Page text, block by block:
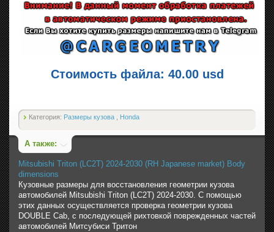
Стоимость файла: 40.00 usd
Категория: Размеры кузова Honda
А также:
Mitsubishi Triton (LC2T) 2024-2030 (RH Japanese market) Body
dimensions
Кузовные размеры для восстановления геометрии кузова
автомобилей Mitsubishi Triton (LC2T) 2024-2030. С помощью
этих данных осуществляется проверка геометрии кузова
DOUBLE Cab, с последующей рихтовкой поврежденных частей
автомобилей Митсубиси Тритон